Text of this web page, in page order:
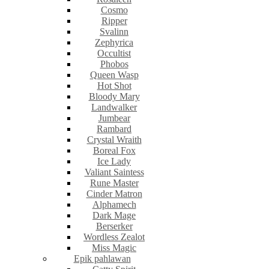
Cosmo
Ripper
Svalinn
Zephyrica
Occultist
Phobos
Queen Wasp
Hot Shot
Bloody Mary
Landwalker
Jumbear
Rambard
Crystal Wraith
Boreal Fox
Ice Lady
Valiant Saintess
Rune Master
Cinder Matron
Alphamech
Dark Mage
Berserker
Wordless Zealot
Miss Magic
Epik pahlawan